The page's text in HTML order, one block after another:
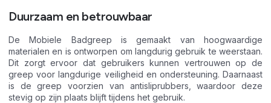
Duurzaam en betrouwbaar
De Mobiele Badgreep is gemaakt van hoogwaardige
materialen en is ontworpen om langdurig gebruik te weerstaan.
Dit zorgt ervoor dat gebruikers kunnen vertrouwen op de
greep voor langdurige veiligheid en ondersteuning. Daarnaast
is de greep voorzien van antisliprubbers, waardoor deze
stevig op zijn plaats blijft tijdens het gebruik.